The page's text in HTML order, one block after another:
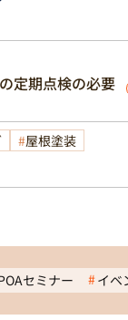
定期点検の必要
屋根塗装
セミナー イベ